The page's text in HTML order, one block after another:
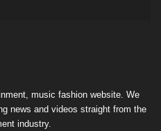
music fashion website. We
news and videos straight from the
industry.